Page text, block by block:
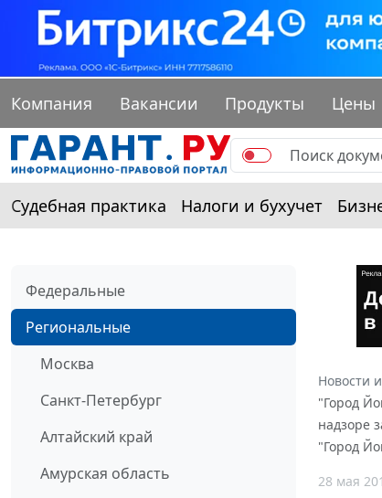
Компания Вакансии Продукты Цены
Судебная практика Налоги и бухучет
Федеральные
Региональные
Москва
Санкт-Петербург
Алтайский край
Амурская область
Новости
"Город
надзоре
"Город
28 мая